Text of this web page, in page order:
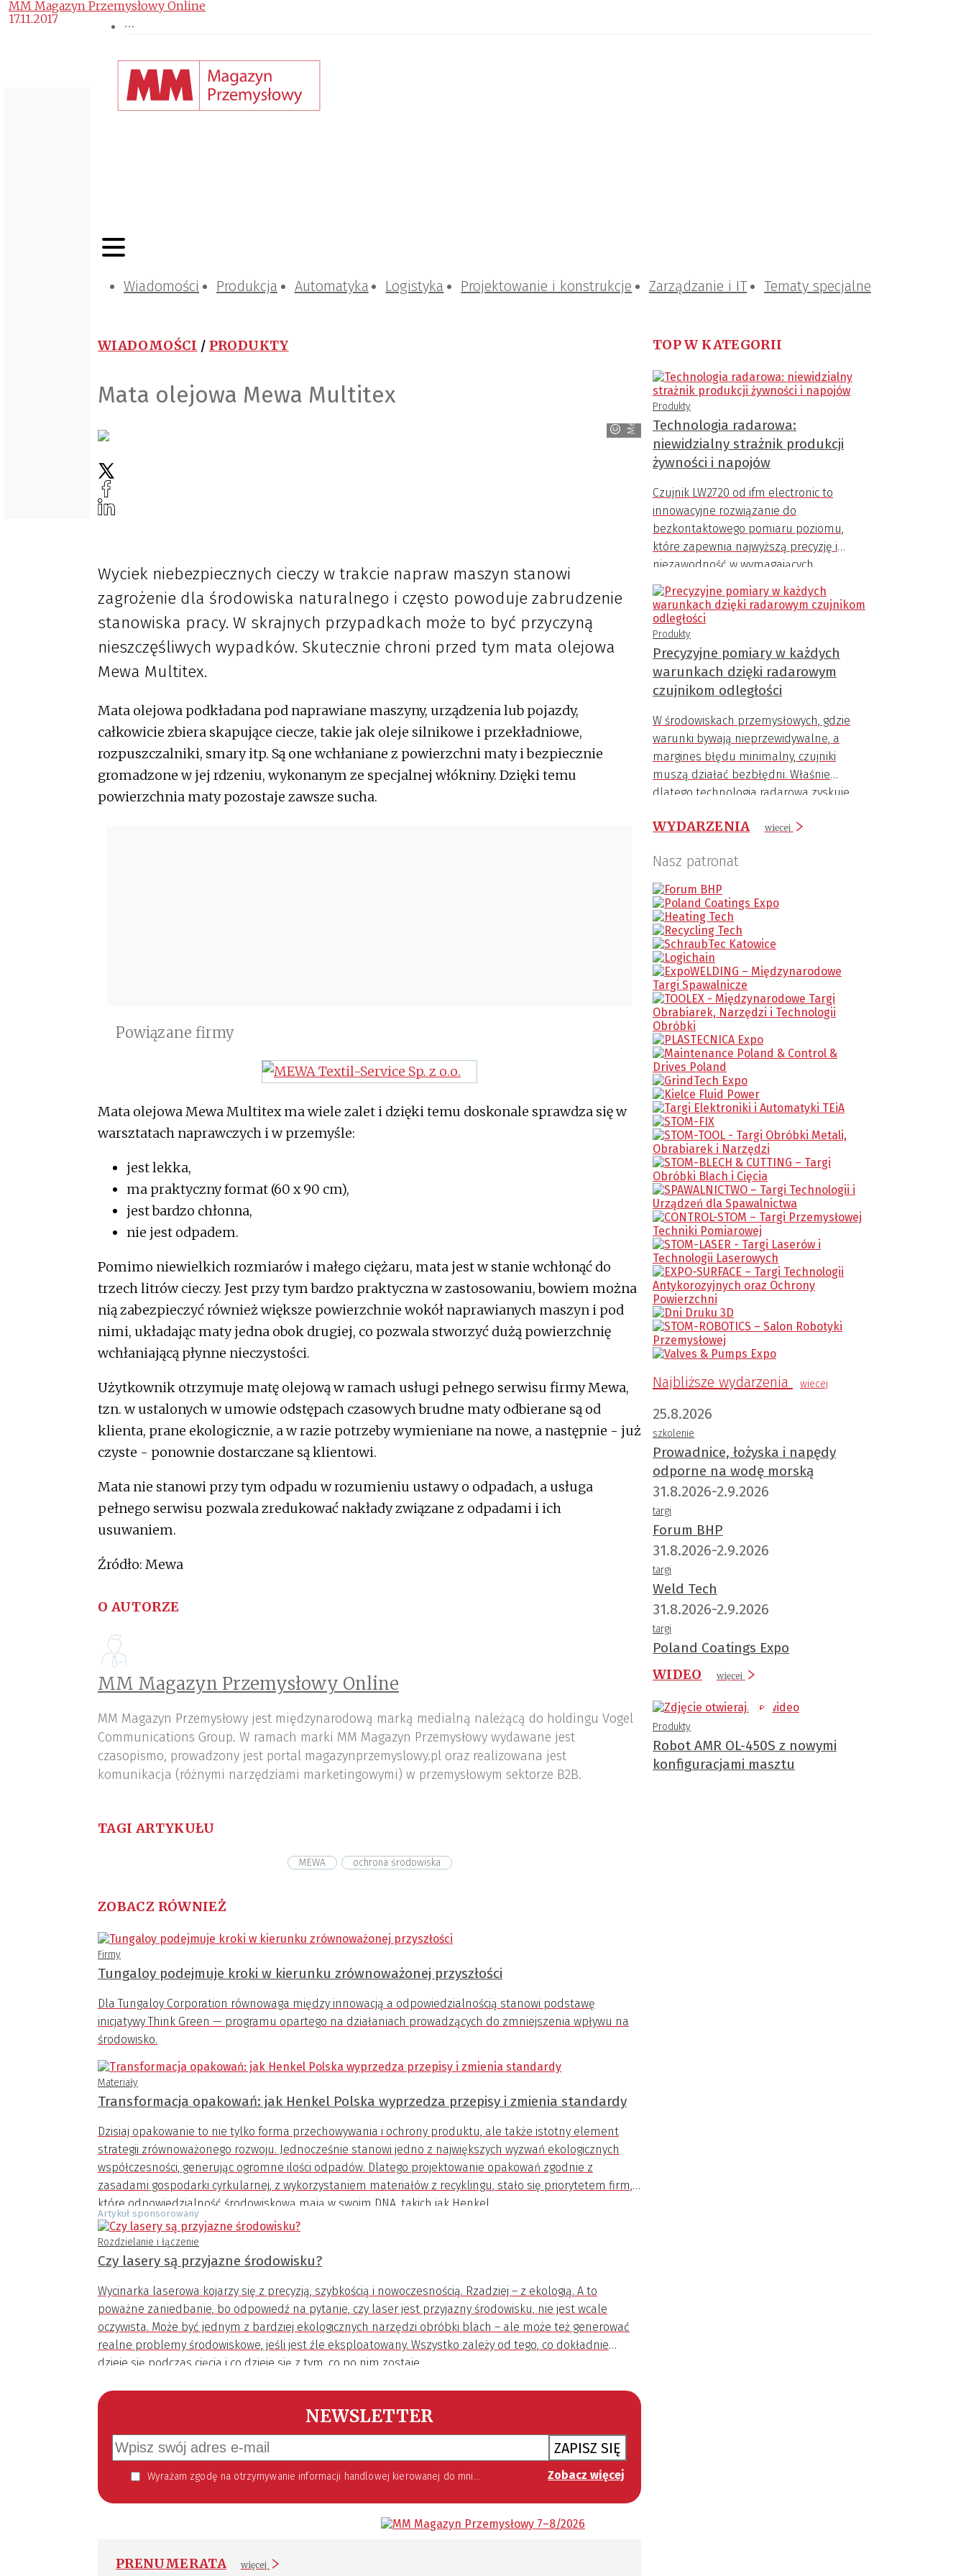
Wiadomości Produkcja Automatyka Logistyka Projektowanie i konstrukcje Zarządzanie i IT Tematy specjalne
WIADOMOŚCI / PRODUKTY
Mata olejowa Mewa Multitex
Mewa
MM Magazyn Przemysłowy Online
17.11.2017
Wyciek niebezpiecznych cieczy w trakcie napraw maszyn stanowi
zagrożenie dla środowiska naturalnego i często powoduje zabrudzenie
stanowiska pracy. W skrajnych przypadkach może to być przyczyną
nieszczęśliwych wypadków. Skutecznie chroni przed tym mata olejowa
Mewa Multitex.
Mata olejowa podkładana pod naprawiane maszyny, urządzenia lub pojazdy,
całkowicie zbiera skapujące ciecze, takie jak oleje silnikowe i przekładniowe,
rozpuszczalniki, smary itp. Są one wchłaniane z powierzchni maty i bezpiecznie
gromadzone w jej rdzeniu, wykonanym ze specjalnej włókniny. Dzięki temu
powierzchnia maty pozostaje zawsze sucha.
Powiązane firmy
Mata olejowa Mewa Multitex ma wiele zalet i dzięki temu doskonale sprawdza się w
warsztatach naprawczych i w przemyśle:
jest lekka,
ma praktyczny format (60 x 90 cm),
jest bardzo chłonna,
nie jest odpadem.
Pomimo niewielkich rozmiarów i małego ciężaru, mata jest w stanie wchłonąć do
trzech litrów cieczy. Jest przy tym bardzo praktyczna w zastosowaniu, bowiem można
nią zabezpieczyć również większe powierzchnie wokół naprawianych maszyn i pod
nimi, układając maty jedna obok drugiej, co pozwala stworzyć dużą powierzchnię
wchłaniającą płynne nieczystości.
Użytkownik otrzymuje matę olejową w ramach usługi pełnego serwisu firmy Mewa,
tzn. w ustalonych w umowie odstępach czasowych brudne maty odbierane są od
klienta, prane ekologicznie, a w razie potrzeby wymieniane na nowe, a następnie - już
czyste - ponownie dostarczane są klientowi.
Mata nie stanowi przy tym odpadu w rozumieniu ustawy o odpadach, a usługa
pełnego serwisu pozwala zredukować nakłady związane z odpadami i ich
usuwaniem.
Źródło: Mewa
O AUTORZE
MM Magazyn Przemysłowy Online
MM Magazyn Przemysłowy jest międzynarodową marką medialną należącą do holdingu Vogel
Communications Group. W ramach marki MM Magazyn Przemysłowy wydawane jest
czasopismo, prowadzony jest portal magazynprzemyslowy.pl oraz realizowana jest
komunikacja (różnymi narzędziami marketingowymi) w przemysłowym sektorze B2B.
TAGI ARTYKUŁU
MEWA ochrona środowiska
ZOBACZ RÓWNIEŻ
Firmy
Tungaloy podejmuje kroki w kierunku zrównoważonej przyszłości
Dla Tungaloy Corporation równowaga między innowacją a odpowiedzialnością stanowi podstawę
inicjatywy Think Green — programu opartego na działaniach prowadzących do zmniejszenia wpływu na
środowisko.
Materiały
Transformacja opakowań: jak Henkel Polska wyprzedza przepisy i zmienia standardy
Dzisiaj opakowanie to nie tylko forma przechowywania i ochrony produktu, ale także istotny element
strategii zrównoważonego rozwoju. Jednocześnie stanowi jedno z największych wyzwań ekologicznych
współczesności, generując ogromne ilości odpadów. Dlatego projektowanie opakowań zgodnie z
zasadami gospodarki cyrkularnej, z wykorzystaniem materiałów z recyklingu, stało się priorytetem firm,
które odpowiedzialność środowiskową mają w swoim DNA, takich jak Henkel.
Artykuł sponsorowany
Rozdzielanie i łączenie
Czy lasery są przyjazne środowisku?
Wycinarka laserowa kojarzy się z precyzją, szybkością i nowoczesnością. Rzadziej – z ekologią. A to
poważne zaniedbanie, bo odpowiedź na pytanie, czy laser jest przyjazny środowisku, nie jest wcale
oczywista. Może być jednym z bardziej ekologicznych narzędzi obróbki blach – ale może też generować
realne problemy środowiskowe, jeśli jest źle eksploatowany. Wszystko zależy od tego, co dokładnie
dzieje się podczas cięcia i co dzieje się z tym, co po nim zostaje.
NEWSLETTER
ZAPISZ SIĘ
Wyrażam zgodę na otrzymywanie informacji handlowej kierowanej do mnie za pomocą środków komunikacji elektronicznej w szczególności poczty elektronicznej zgodnie z przepisem art. 10 ust 2 ustawy z dnia 18 lipca 2002 roku o świadczeniu usług drogą elektroniczną (Dz. U. 144 z 2002 r. poz. 1204). Zgoda jest dobrowolna, jednak jej wyrażenie jest konieczne, aby otrzymywać newsletter. Zobacz więcej
PRENUMERATA więcej
TOP W KATEGORII
Produkty
Technologia radarowa:
niewidzialny strażnik produkcji
żywności i napojów
Czujnik LW2720 od ifm electronic to
innowacyjne rozwiązanie do
bezkontaktowego pomiaru poziomu,
które zapewnia najwyższą precyzję i
niezawodność w wymagających
warunkach przemysłowych.
Produkty
Precyzyjne pomiary w każdych
warunkach dzięki radarowym
czujnikom odległości
W środowiskach przemysłowych, gdzie
warunki bywają nieprzewidywalne, a
margines błędu minimalny, czujniki
muszą działać bezbłędni. Właśnie
dlatego technologia radarowa zyskuje
WYDARZENIA więcej
Nasz patronat
Najbliższe wydarzenia wiecej
25.8.2026
szkolenie
Prowadnice, łożyska i napędy
odporne na wodę morską
31.8.2026-2.9.2026
targi
Forum BHP
31.8.2026-2.9.2026
targi
Weld Tech
31.8.2026-2.9.2026
targi
Poland Coatings Expo
WIDEO
więcej
Produkty
Robot AMR OL-450S z nowymi
konfiguracjami masztu